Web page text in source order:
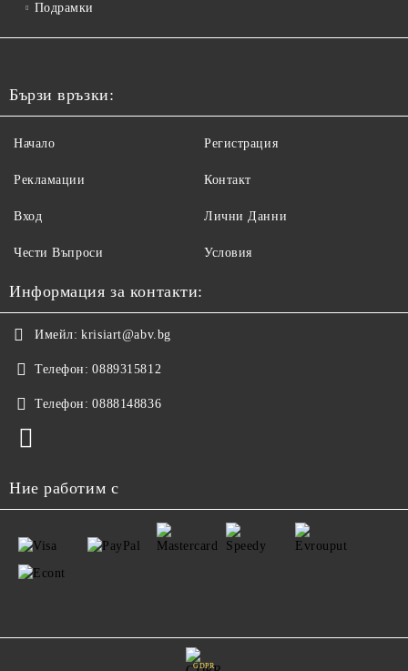
Подрамки
Бързи връзки:
Начало
Рекламации
Вход
Чести Въпроси
Регистрация
Контакт
Лични Данни
Условия
Информация за контакти:
Имейл: krisiart@abv.bg
Телефон: 0889315812
Телефон: 0888148836
Ние работим с
GDPR